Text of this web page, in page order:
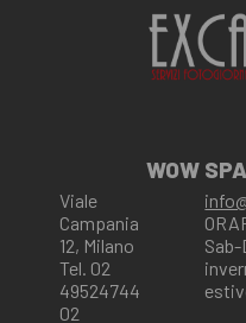
WOW
Viale
Campania
12, Milano
Tel. 02
49524744
02